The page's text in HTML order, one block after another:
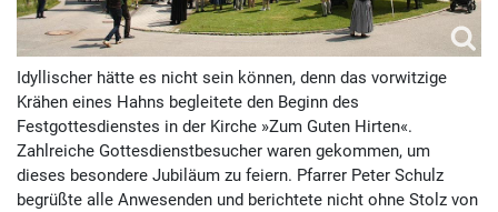
Idyllischer hätte es nicht sein können, denn das vorwitzige
Krähen eines Hahns begleitete den Beginn des
Festgottesdienstes in der Kirche »Zum Guten Hirten«.
Zahlreiche Gottesdienstbesucher waren gekommen, um
dieses besondere Jubiläum zu feiern. Pfarrer Peter Schulz
begrüßte alle Anwesenden und berichtete nicht ohne Stolz von